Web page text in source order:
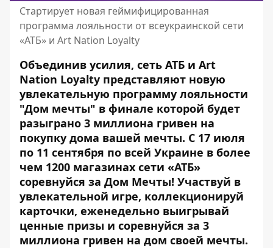
Стартирует новая геймифицированная
программа лояльности от всеукраинской сети
«АТБ» и Art Nation Loyalty
Объединив усилия, сеть АТБ и Art
Nation Loyalty представляют новую
увлекательную программу лояльности
"Дом мечты" в финале которой будет
разыграно 3 миллиона гривен на
покупку дома вашей мечты. С 17 июля
по 11 сентября по всей Украине в более
чем 1200 магазинах сети «АТБ»
соревнуйся за Дом Мечты! Участвуй в
увлекательной игре, коллекционируй
карточки, еженедельно выигрывай
ценные призы и соревнуйся за 3
миллиона гривен на дом своей мечты.